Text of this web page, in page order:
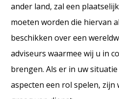
ander land, zal een
moeten worden die hiervan
beschikken over een
adviseurs waarmee wij u in
brengen. Als er in uw
aspecten een rol spelen,